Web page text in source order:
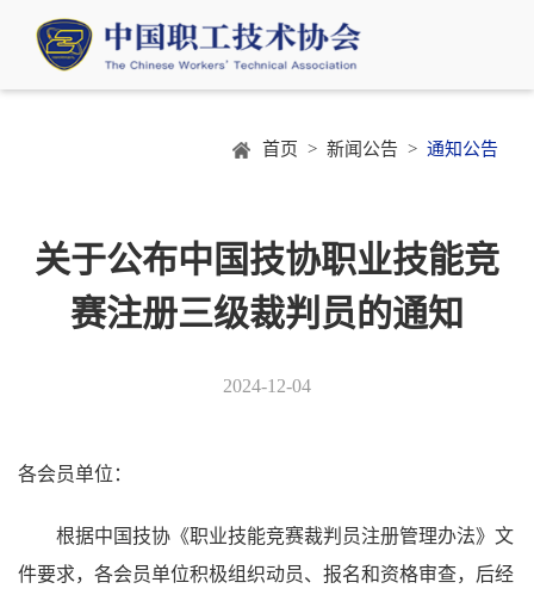
首页 > 新闻公告 > 通知公告
关于公布中国技协职业技能竞
赛注册三级裁判员的通知
2024-12-04
各会员单位：
根据中国技协《职业技能竞赛裁判员注册管理办法》文
件要求，各会员单位积极组织动员、报名和资格审查，后经